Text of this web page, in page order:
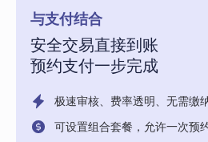
与支付结合
安全交易直接到账
预约支付一步完成
极速审核、费率透明、无需缴
可设置组合套餐，允许一次预